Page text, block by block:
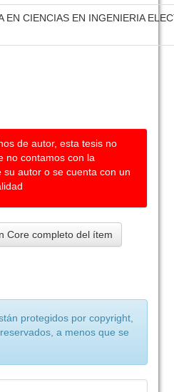
EN CIENCIAS EN INGENIERIA
de autor, esta tesis no
no contamos con la
autor o se cuenta con un
Core completo del ítem
protegidos por copyright,
a menos que se